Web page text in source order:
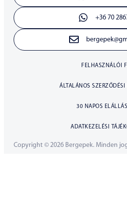
+36 70
FELHASZNÁLÓI
ÁLTALÁNOS SZERZŐDÉSI
30 NAPOS
ADATKEZELÉSI
Copyright © 2026 Bergepek. Minden